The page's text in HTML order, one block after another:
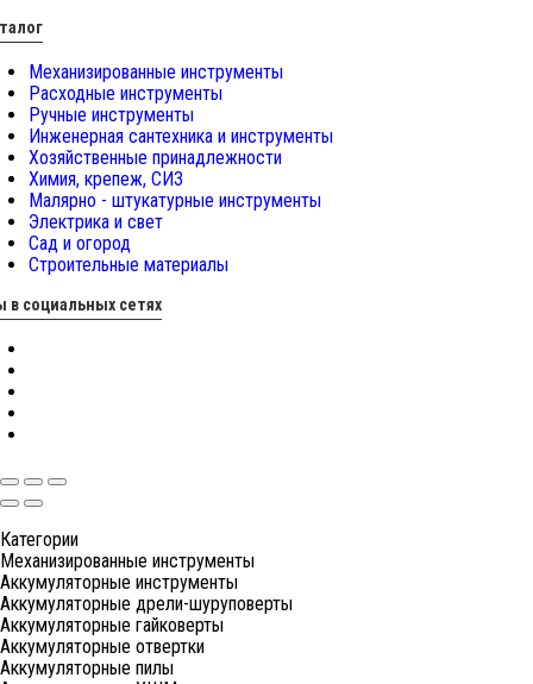
Механизированные инструменты
Расходные инструменты
Ручные инструменты
Инженерная сантехника и инструменты
Хозяйственные принадлежности
Химия, крепеж, СИЗ
Малярно - штукатурные инструменты
Электрика и свет
Сад и огород
Строительные материалы
в социальных сетях
Категории
Механизированные инструменты
Аккумуляторные инструменты
Аккумуляторные дрели-шуруповерты
Аккумуляторные гайковерты
Аккумуляторные отвертки
Аккумуляторные пилы